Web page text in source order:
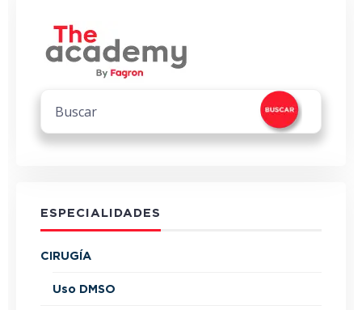
ESPECIALIDADES
CIRUGÍA
Uso DMSO